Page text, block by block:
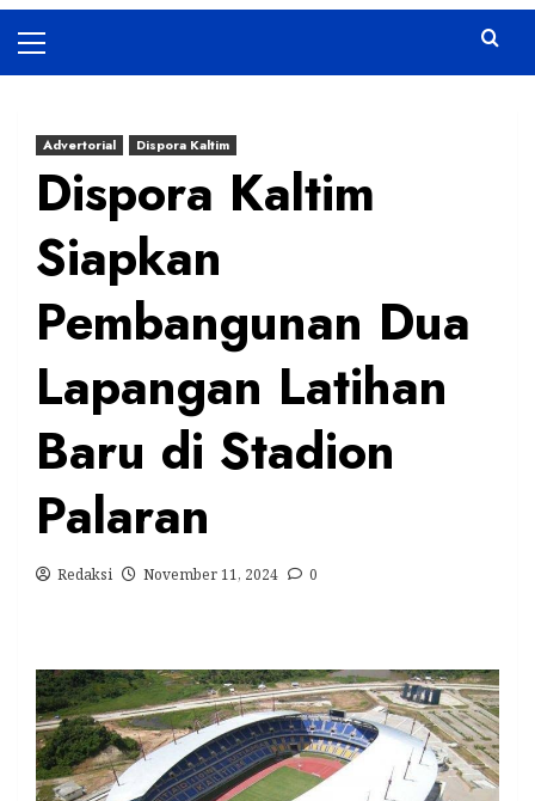
Menu
Advertorial Dispora Kaltim
Dispora Kaltim
Siapkan
Pembangunan Dua
Lapangan Latihan
Baru di Stadion
Palaran
Redaksi November 11, 2024 0